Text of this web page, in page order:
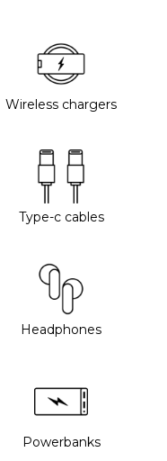
Wireless chargers
Type-c cables
Headphones
Powerbanks